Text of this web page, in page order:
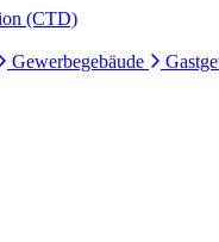
(CTD)
Gewerbegebäude